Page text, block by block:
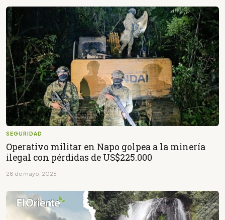
SEGURIDAD
Operativo militar en Napo golpea a la minería
ilegal con pérdidas de US$225.000
28 de mayo, 2026
Amazonia Ecuatoriana
¿En que consiste la
tasa minera que rige en
Ecuador?